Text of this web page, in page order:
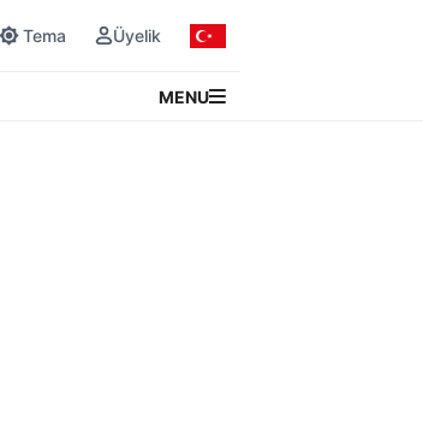
Tema Üyelik
MENU